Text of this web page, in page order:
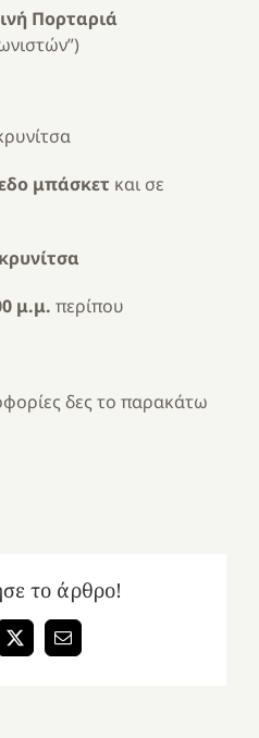
Πορταριά
μπάσκετ και σε
μ.μ. περίπου
δες το παρακάτω
το άρθρο!
X Email